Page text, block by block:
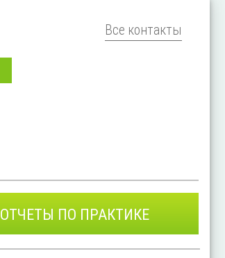
Все контакты
ОТЧЕТЫ ПО ПРАКТИКЕ